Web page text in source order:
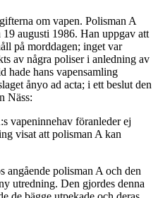
om vapen. Polisman A
augusti 1986. Han uppgav att
på morddagen; inget var
av några poliser i anledning av
hade hans vapensamling
ånyo ad acta; i ett beslut den
Näss:
vapeninnehav föranleder ej
visat att polisman A kan
angående polisman A och den
utredning. Den gjordes denna